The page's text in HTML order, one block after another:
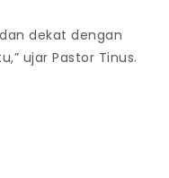
dekat dengan
ujar Pastor Tinus.